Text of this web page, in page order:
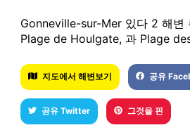
Gonneville-sur-Mer 있다 2 해변
Plage de Houlgate, 과 Plage
지도에서 해변보기 공유
공유 Twitter 그것을 핀